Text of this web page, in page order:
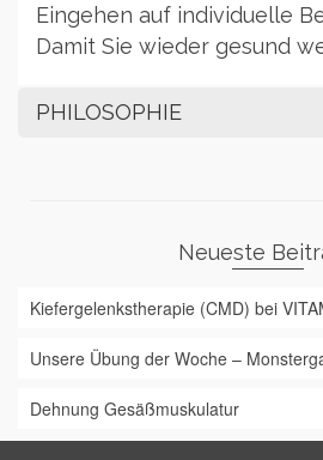
Eingehen auf individuelle
Damit Sie wieder gesund
PHILOSOPHIE
Neueste
Kiefergelenkstherapie (CMD) bei
Unsere Übung der Woche –
Dehnung Gesäßmuskulatur